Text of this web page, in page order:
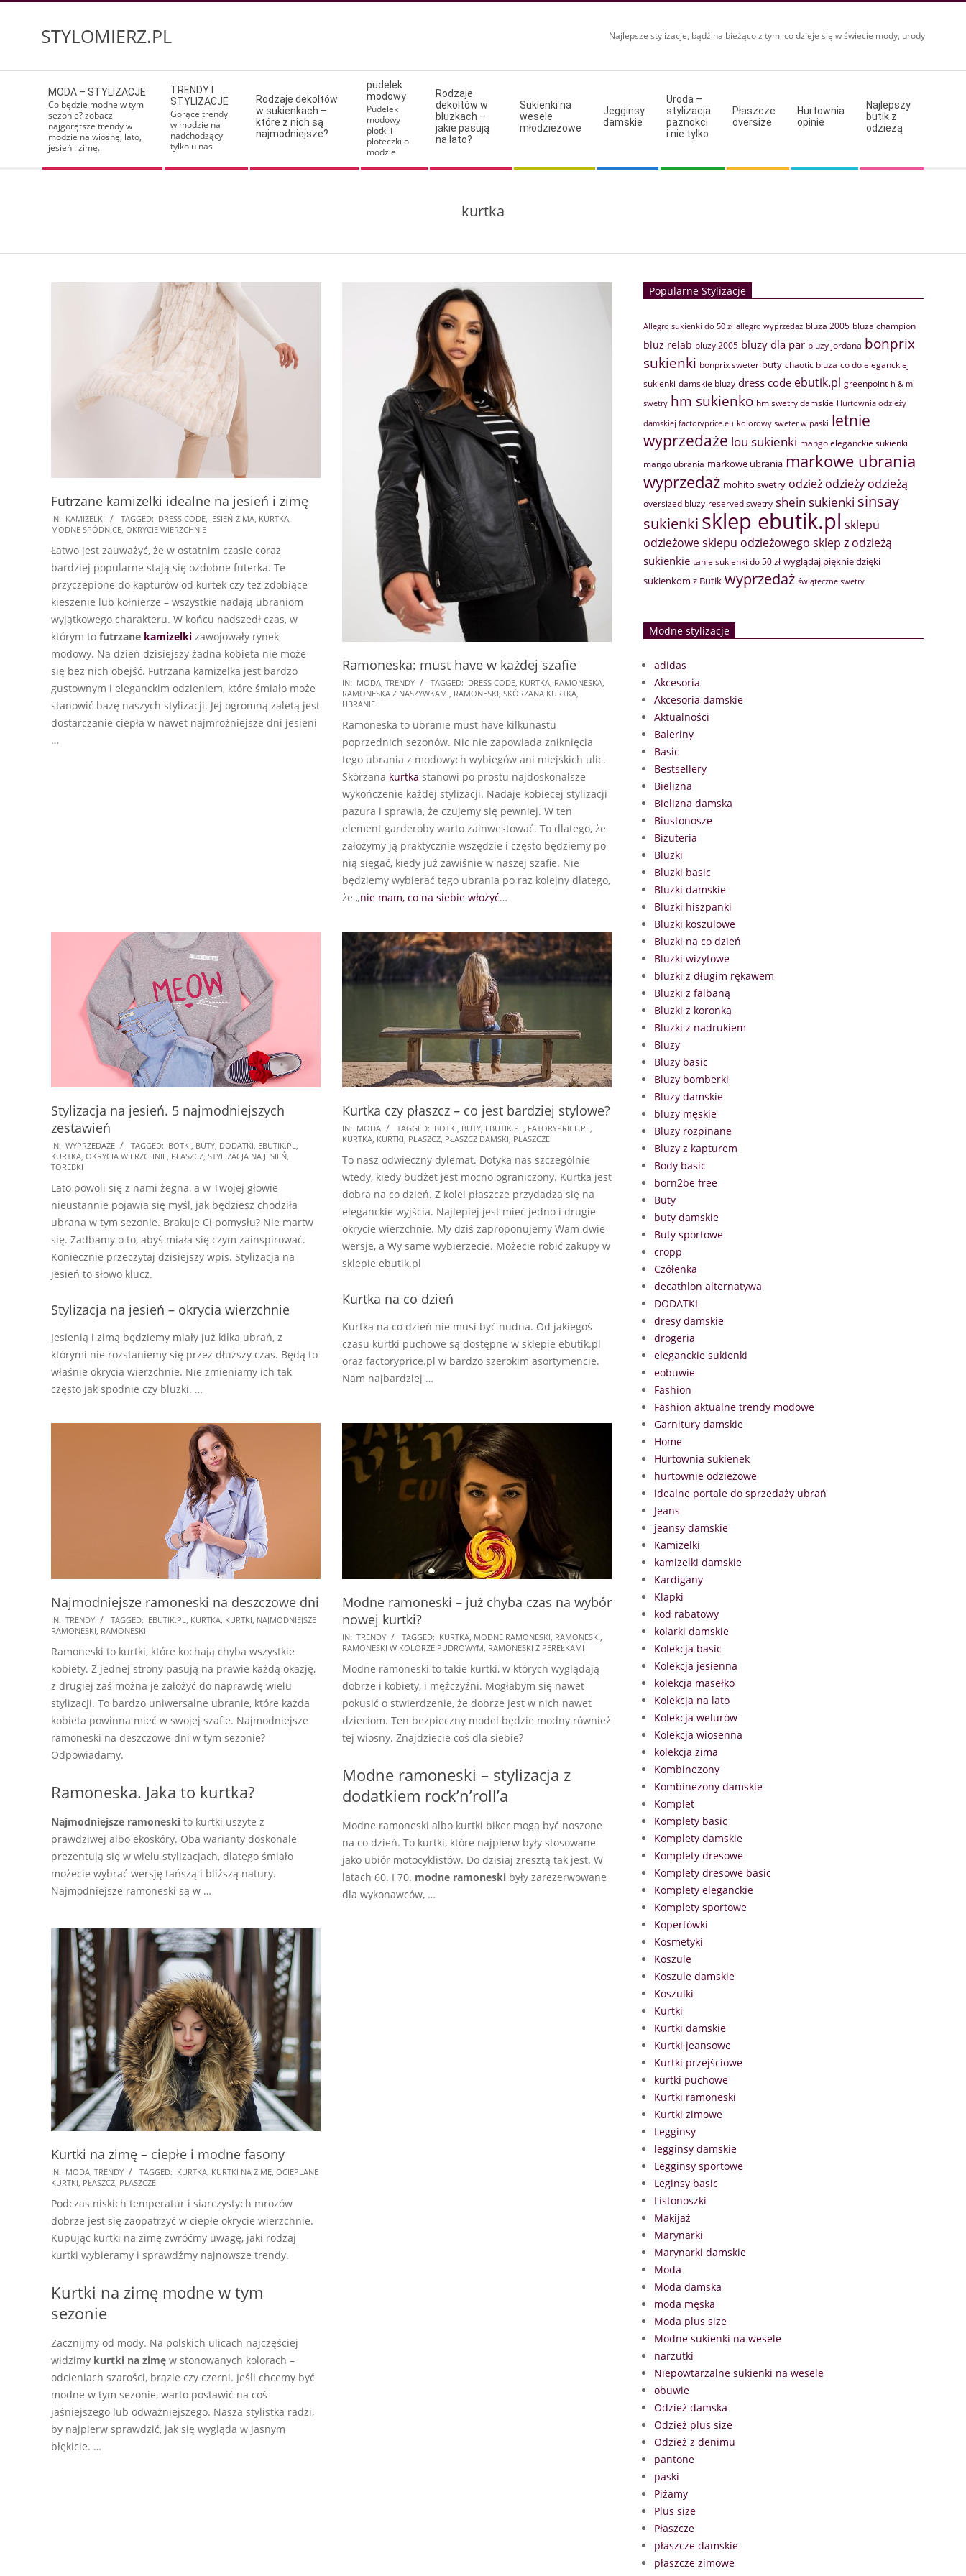
STYLOMIERZ.PL Najlepsze stylizacje, bądź na bieżąco z tym, co dzieje się w świecie mody, urody
Navigation
Menu
MODA – STYLIZACJE
Co będzie modne w tym
sezonie? zobacz
najgorętsze trendy w
modzie na wiosnę, lato,
jesień i zimę.
TRENDY I
STYLIZACJE
Gorące trendy
w modzie na
nadchodzący
tylko u nas
Rodzaje dekoltów
w sukienkach –
które z nich są
najmodniejsze?
pudelek
modowy
Pudelek
modowy
plotki i
ploteczki o
modzie
Rodzaje
dekoltów w
bluzkach –
jakie pasują
na lato?
Sukienki na
wesele
młodzieżowe
Jegginsy
damskie
Uroda –
stylizacja
paznokci
i nie tylko
Płaszcze
oversize
Hurtownia
opinie
Najlepszy
butik z
odzieżą
kurtka
Futrzane kamizelki idealne na jesień i zimę
2025-
10-
20
IN: KAMIZELKI TAGGED: DRESS CODE JESIEŃ-ZIMA KURTKA
MODNE SPÓDNICE OKRYCIE WIERZCHNIE
Łatwo jest zauważyć, że w ostatnim czasie coraz
bardziej popularne stają się ozdobne futerka. Te
przyczepione do kapturów od kurtek czy też zdobiące
kieszenie lub kołnierze – wszystkie nadają ubraniom
wyjątkowego charakteru. W końcu nadszedł czas, w
którym to futrzane kamizelki zawojowały rynek
modowy. Na dzień dzisiejszy żadna kobieta nie może
się bez nich obejść. Futrzana kamizelka jest bardzo
gustownym i eleganckim odzieniem, które śmiało może
stanowić bazę naszych stylizacji. Jej ogromną zaletą jest
dostarczanie ciepła w nawet najmroźniejsze dni jesieni
…
Ramoneska: must have w każdej szafie
2024-
01-
IN: MODA TRENDY TAGGED: DRESS CODE KURTKA RAMONESKA
RAMONESKA Z NASZYWKAMI RAMONESKI SKÓRZANA KURTKA
UBRANIE
Ramoneska to ubranie must have kilkunastu
poprzednich sezonów. Nic nie zapowiada zniknięcia
tego ubrania z modowych wybiegów ani miejskich ulic.
Skórzana kurtka stanowi po prostu najdoskonalsze
wykończenie każdej stylizacji. Nadaje kobiecej stylizacji
pazura i sprawia, że czujemy się pewniej. W ten
element garderoby warto zainwestować. To dlatego, że
założymy ją praktycznie wszędzie i często będziemy po
nią sięgać, kiedy już zawiśnie w naszej szafie. Nie
będziemy wybierać tego ubrania po raz kolejny dlatego,
że „nie mam, co na siebie włożyć…
Stylizacja na jesień. 5 najmodniejszych
zestawień
2018-
10-
IN: WYPRZEDAŻE TAGGED: BOTKI, BUTY, DODATKI, EBUTIK.PL,
KURTKA, OKRYCIA WIERZCHNIE, PŁASZCZ, STYLIZACJA NA JESIEŃ,
TOREBKI
Lato powoli się z nami żegna, a w Twojej głowie
nieustannie pojawia się myśl, jak będziesz chodziła
ubrana w tym sezonie. Brakuje Ci pomysłu? Nie martw
się. Zadbamy o to, abyś miała się czym zainspirować.
Koniecznie przeczytaj dzisiejszy wpis. Stylizacja na
jesień to słowo klucz.
Stylizacja na jesień – okrycia wierzchnie
Jesienią i zimą będziemy miały już kilka ubrań, z
którymi nie rozstaniemy się przez dłuższy czas. Będą to
właśnie okrycia wierzchnie. Nie zmieniamy ich tak
często jak spodnie czy bluzki. …
Kurtka czy płaszcz – co jest bardziej stylowe?
2018-
10-
07
IN: MODA TAGGED: BOTKI, BUTY, EBUTIK.PL, FATORYPRICE.PL,
KURTKA, KURTKI, PŁASZCZ, PŁASZCZ DAMSKI, PŁASZCZE
To nasz odwieczny dylemat. Dotyka nas szczególnie
wtedy, kiedy budżet jest mocno ograniczony. Kurtka jest
dobra na co dzień. Z kolei płaszcze przydadzą się na
eleganckie wyjścia. Najlepiej jest mieć jedno i drugie
okrycie wierzchnie. My dziś zaproponujemy Wam dwie
wersje, a Wy same wybierzecie. Możecie robić zakupy w
sklepie ebutik.pl
Kurtka na co dzień
Kurtka na co dzień nie musi być nudna. Od jakiegoś
czasu kurtki puchowe są dostępne w sklepie ebutik.pl
oraz factoryprice.pl w bardzo szerokim asortymencie.
Nam najbardziej …
Najmodniejsze ramoneski na deszczowe dni
2018-
08-
17
IN: TRENDY TAGGED: EBUTIK.PL, KURTKA, KURTKI, NAJMODNIEJSZE
RAMONESKI, RAMONESKI
Ramoneski to kurtki, które kochają chyba wszystkie
kobiety. Z jednej strony pasują na prawie każdą okazję,
z drugiej zaś można je założyć do naprawdę wielu
stylizacji. To bardzo uniwersalne ubranie, które każda
kobieta powinna mieć w swojej szafie. Najmodniejsze
ramoneski na deszczowe dni w tym sezonie?
Odpowiadamy.
Ramoneska. Jaka to kurtka?
Najmodniejsze ramoneski to kurtki uszyte z
prawdziwej albo ekoskóry. Oba warianty doskonale
prezentują się w wielu stylizacjach, dlatego śmiało
możecie wybrać wersję tańszą i bliższą natury.
Najmodniejsze ramoneski są w …
Modne ramoneski – już chyba czas na wybór
nowej kurtki?
2018-
03-
21
IN: TRENDY TAGGED: KURTKA, MODNE RAMONESKI, RAMONESKI,
RAMONESKI W KOLORZE PUDROWYM, RAMONESKI Z PEREŁKAMI
Modne ramoneski to takie kurtki, w których wyglądają
dobrze i kobiety, i mężczyźni. Mogłabym się nawet
pokusić o stwierdzenie, że dobrze jest w nich nawet
dzieciom. Ten bezpieczny model będzie modny również
tej wiosny. Znajdziecie coś dla siebie?
Modne ramoneski – stylizacja z
dodatkiem rock’n’roll’a
Modne ramoneski albo kurtki biker mogą być noszone
na co dzień. To kurtki, które najpierw były stosowane
jako ubiór motocyklistów. Do dzisiaj zresztą tak jest. W
latach 60. I 70. modne ramoneski były zarezerwowane
dla wykonawców, …
Kurtki na zimę – ciepłe i modne fasony
2017-
11-
25
IN: MODA TRENDY TAGGED: KURTKA KURTKI NA ZIMĘ OCIEPLANE
KURTKI PŁASZCZ PŁASZCZE
Podczas niskich temperatur i siarczystych mrozów
dobrze jest się zaopatrzyć w ciepłe okrycie wierzchnie.
Kupując kurtki na zimę zwróćmy uwagę, jaki rodzaj
kurtki wybieramy i sprawdźmy najnowsze trendy.
Kurtki na zimę modne w tym
sezonie
Zacznijmy od mody. Na polskich ulicach najczęściej
widzimy kurtki na zimę w stonowanych kolorach –
odcieniach szarości, brązie czy czerni. Jeśli chcemy być
modne w tym sezonie, warto postawić na coś
jaśniejszego lub odważniejszego. Nasza stylistka radzi,
by najpierw sprawdzić, jak się wygląda w jasnym
błękicie. …
Popularne Stylizacje
Allegro sukienki do 50 zł allegro wyprzedaż bluza 2005 bluza champion
bluz relab bluzy 2005 bluzy dla par bluzy jordana bonprix
sukienki bonprix sweter buty chaotic bluza co do eleganckiej
sukienki damskie bluzy dress code ebutik.pl greenpoint h & m
swetry hm sukienko hm swetry damskie Hurtownia odzieży
damskiej factoryprice.eu kolorowy sweter w paski letnie
wyprzedaże lou sukienki mango eleganckie sukienki
mango ubrania markowe ubrania markowe ubrania
wyprzedaż mohito swetry odzież odzieży odzieżą
oversized bluzy reserved swetry shein sukienki sinsay
sukienki sklep ebutik.pl sklepu
odzieżowesklepu odzieżowego sklep z odzieżą
sukienkie tanie sukienki do 50 zł wyglądaj pięknie dzięki
sukienkom z Butik wyprzedaż świąteczne swetry
Modne stylizacje
adidas
Akcesoria
Akcesoria damskie
Aktualności
Baleriny
Basic
Bestsellery
Bielizna
Bielizna damska
Biustonosze
Biżuteria
Bluzki
Bluzki basic
Bluzki damskie
Bluzki hiszpanki
Bluzki koszulowe
Bluzki na co dzień
Bluzki wizytowe
bluzki z długim rękawem
Bluzki z falbaną
Bluzki z koronką
Bluzki z nadrukiem
Bluzy
Bluzy basic
Bluzy bomberki
Bluzy damskie
bluzy męskie
Bluzy rozpinane
Bluzy z kapturem
Body basic
born2be free
Buty
buty damskie
Buty sportowe
cropp
Czółenka
decathlon alternatywa
DODATKI
dresy damskie
drogeria
eleganckie sukienki
eobuwie
Fashion
Fashion aktualne trendy modowe
Garnitury damskie
Home
Hurtownia sukienek
hurtownie odzieżowe
idealne portale do sprzedaży ubrań
Jeans
jeansy damskie
Kamizelki
kamizelki damskie
Kardigany
Klapki
kod rabatowy
kolarki damskie
Kolekcja basic
Kolekcja jesienna
kolekcja masełko
Kolekcja na lato
Kolekcja welurów
Kolekcja wiosenna
kolekcja zima
Kombinezony
Kombinezony damskie
Komplet
Komplety basic
Komplety damskie
Komplety dresowe
Komplety dresowe basic
Komplety eleganckie
Komplety sportowe
Kopertówki
Kosmetyki
Koszule
Koszule damskie
Koszulki
Kurtki
Kurtki damskie
Kurtki jeansowe
Kurtki przejściowe
kurtki puchowe
Kurtki ramoneski
Kurtki zimowe
Legginsy
legginsy damskie
Legginsy sportowe
Leginsy basic
Listonoszki
Makijaż
Marynarki
Marynarki damskie
Moda
Moda damska
moda męska
Moda plus size
Modne sukienki na wesele
narzutki
Niepowtarzalne sukienki na wesele
obuwie
Odzież damska
Odzież plus size
Odzież z denimu
pantone
paski
Piżamy
Plus size
Płaszcze
płaszcze damskie
płaszcze zimowe